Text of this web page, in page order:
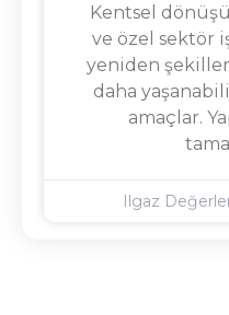
Kentsel
ve özel sektör
yeniden
daha
amaçlar.
Ilgaz